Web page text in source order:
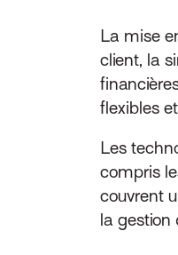
La mise
client, la
flexibles
Les
compris
couvrent
la gestion